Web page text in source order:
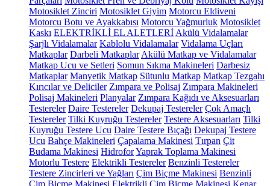
Motosiklet Zinciri Motosiklet Giyim Motorcu Eldiveni
Motorcu Botu ve Ayakkabısı Motorcu Yağmurluk Motosiklet
Kaskı ELEKTRİKLİ EL ALETLERİ Akülü Vidalamalar
Şarjlı Vidalamalar Kablolu Vidalamalar Vidalama Uçları
Matkaplar Darbeli Matkaplar Akülü Matkap ve Vidalamalar
Matkap Ucu ve Setleri Somun Sıkma Makineleri Darbesiz
Matkaplar Manyetik Matkap Sütunlu Matkap Matkap Tezgahı
Kırıcılar ve Deliciler Zımpara ve Polisaj Zımpara Makineleri
Polisaj Makineleri Planyalar Zımpara Kağıdı ve Aksesuarları
Testereler Daire Testereler Dekupaj Testereler Çok Amaçlı
Testereler Tilki Kuyruğu Testereler Testere Aksesuarları Tilki
Kuyruğu Testere Ucu Daire Testere Bıçağı Dekupaj Testere
Ucu Bahçe Makineleri Çapalama Makinesi Tırpan Çit
Budama Makinesi HidroforYaprak Toplama Makinesi
Motorlu Testere Elektrikli Testereler Benzinli Testereler
Testere Zincirleri ve Yağları Çim Biçme Makinesi Benzinli
Çim Biçme Makinesi Elektrikli Çim Biçme Makinesi Kenar